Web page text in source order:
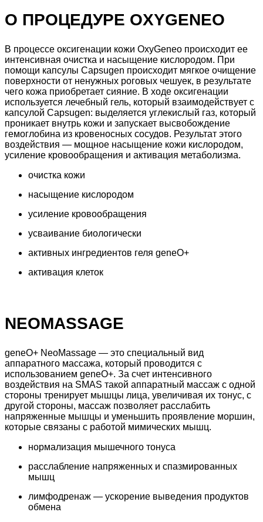
О ПРОЦЕДУРЕ OXYGENEO
В процессе оксигенации кожи OxyGeneo происходит ее
интенсивная очистка и насыщение кислородом. При
помощи капсулы Capsugen происходит мягкое очищение
поверхности от ненужных роговых чешуек, в результате
чего кожа приобретает сияние. В ходе оксигенации
используется лечебный гель, который взаимодействует с
капсулой Capsugen: выделяется углекислый газ, который
проникает внутрь кожи и запускает высвобождение
гемоглобина из кровеносных сосудов. Результат этого
воздействия — мощное насыщение кожи кислородом,
усиление кровообращения и активация метаболизма.
очистка кожи
насыщение кислородом
усиление кровообращения
усваивание биологически
активных ингредиентов геля geneO+
активация клеток​
NEOMASSAGE
geneO+ NeoMassage — это специальный вид
аппаратного массажа, который проводится с
использованием geneO+. За счет интенсивного
воздействия на SMAS такой аппаратный массаж с одной
стороны тренирует мышцы лица, увеличивая их тонус, с
другой стороны, массаж позволяет расслабить
напряженные мышцы и уменьшить проявление моршин,
которые связаны с работой мимических мышц.
нормализация мышечного тонуса
расслабление напряженных и спазмированных
мышц
лимфодренаж — ускорение выведения продуктов
обмена